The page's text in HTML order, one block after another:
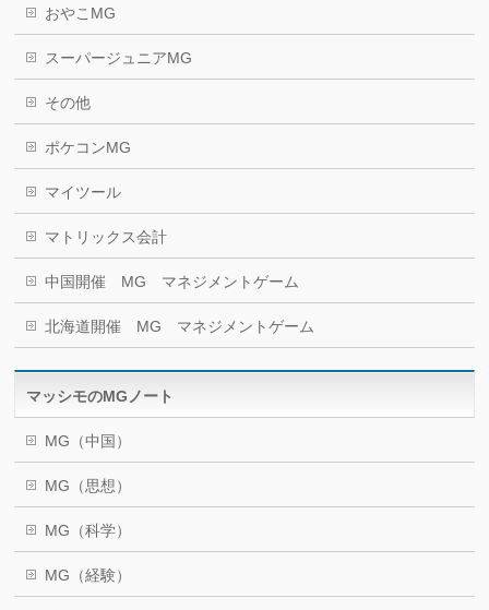
おやこMG
スーパージュニアMG
その他
ポケコンMG
マイツール
マトリックス会計
中国開催 MG マネジメントゲーム
北海道開催 MG マネジメントゲーム
マッシモのMGノート
MG（中国）
MG（思想）
MG（科学）
MG（経験）